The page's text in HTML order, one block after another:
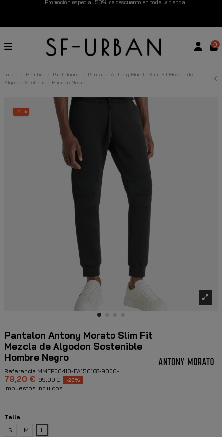
Nuevos productos disponibles esta semana
0
Inicio Hombre Pantalones
Pantalon Antony Morato Slim Fit Mezcla de
Algodon Sostenible Hombre Negro
-20%
Pantalon Antony Morato Slim Fit
Mezcla de Algodon Sostenible
Hombre Negro
Referencia MMFP00410-FA150168-9000-L
79,20 € 99,00 € -20%
Impuestos incluidos
Talla
S
M L